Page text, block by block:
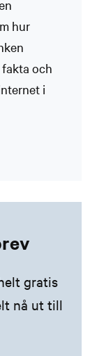
hur
och
i
gratis
nå ut till